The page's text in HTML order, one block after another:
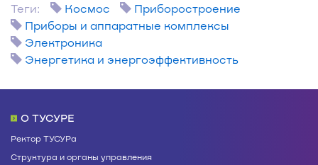
Теги: Космос
Приборостроение
Приборы и аппаратные комплексы
Электроника
Энергетика и энергоэффективность
О ТУСУРЕ
Ректор ТУСУРа
Структура и органы управления